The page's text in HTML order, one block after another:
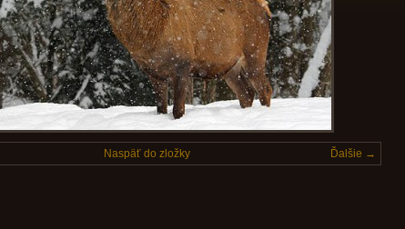
Ďalšie →
Naspäť do zložky